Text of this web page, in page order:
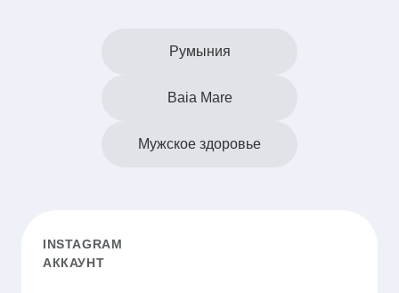
Румыния
Baia Mare
Мужское здоровье
INSTAGRAM
АККАУНТ